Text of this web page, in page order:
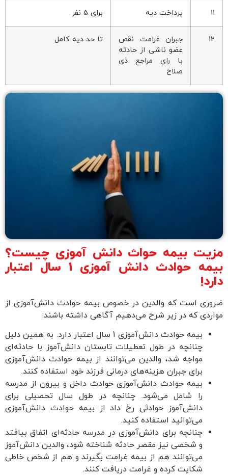
11 پرداخت دیه برای 5 نفر
12
جبران غرامت نقص
عضو ناشی از حادثه
با رای مراجع ذی
صلاح
تا حد دیه کامل
مزیت بیمه حواث دانش آموزی چیست؟
بیمه حوادث دانش آموزی 1 سال اعتبار
دارد!
ضروری است که والدین در خصوص بیمه حوادث دانش‌آموزی از
مواردی که در زیر شرح می‌دهیم آگاهی داشته باشند:
بیمه حوادث دانش‌آموزی 1 سال اعتبار دارد. به همین دلیل
چنانچه در طول تعطیلات تابستان دانش‌آموز با حادثه‌ای
مواجه شد، والدین می‌توانند از بیمه حوادث دانش‌آموزی
برای جبران هزینه‌های درمانی فرزند خود استفاده کنند.
بیمه حوادث دانش‌آموزی حوادث داخل و بیرون از مدرسه
را شامل می‌شود. چنانچه در طول سال تحصیلی برای
دانش‌آموز حوادثی رخ داد از بیمه حوادث دانش‌آموزی
می‌توانید استفاده کنید.
چنانچه برای دانش‌آموزی در مدرسه حادثه‌ای اتفاق بیافتد
و شخصی نیز مقصر حادثه شناخته شود، والدین دانش‌آموز
می‌توانند هم از بیمه غرامت بگیرند و هم از شخص خاطی
شکایت کرده و غرامت دریافت کنند.